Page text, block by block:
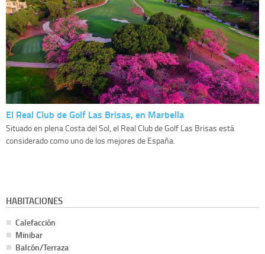
El Real Club de Golf Las Brisas, en Marbella
Situado en plena Costa del Sol, el Real Club de Golf Las Brisas está
considerado como uno de los mejores de España.
HABITACIONES
Calefacción
Minibar
Balcón/Terraza